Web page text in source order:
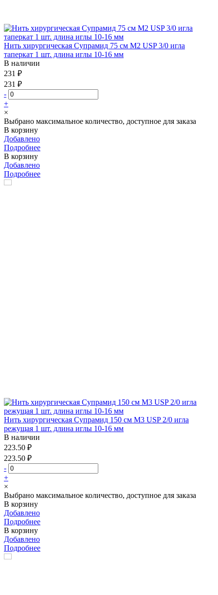
Нить хирургическая Супрамид 75 см М2 USP 3/0 игла
таперкат 1 шт. длина иглы 10-16 мм
В наличии
231 ₽
231 ₽
-
+
×
Выбрано максимальное количество, доступное для заказа
В корзину
Добавлено
Подробнее
В корзину
Добавлено
Подробнее
Нить хирургическая Супрамид 150 см М3 USP 2/0 игла
режущая 1 шт. длина иглы 10-16 мм
В наличии
223.50 ₽
223.50 ₽
-
+
×
Выбрано максимальное количество, доступное для заказа
В корзину
Добавлено
Подробнее
В корзину
Добавлено
Подробнее